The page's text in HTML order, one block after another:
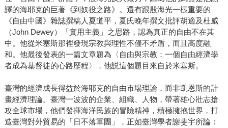
譯的海耶克的巨著《到奴役之路》。還有跟殷海光一樣重要的
《自由中國》雜誌撰稿人夏道平，夏氏晚年撰文批評胡適及杜威
（John Dewey）「實用主義」之思路，認為真正的自由不在其
中。他從米塞斯那裡發現宗教與理性不僅不矛盾，而且高度融
和。他最後發表的一篇文章題為〈自由與宗教：一個自由經濟學
者成為基督徒的心路歷程〉，他説這個題目來自於米塞斯。
臺灣的經濟成長得益於海耶克的自由市場理論，而非凱恩斯的計
畫經濟理論。臺灣一波波的企業、組織、人物，帶著雄心壯志搶
攻全球市場，他們發揮海洋民族的冒險精神，積極擁抱世界，打
造臺灣對外貿易的「日不落軍團」，正如臺灣學者謝斐宇所論：